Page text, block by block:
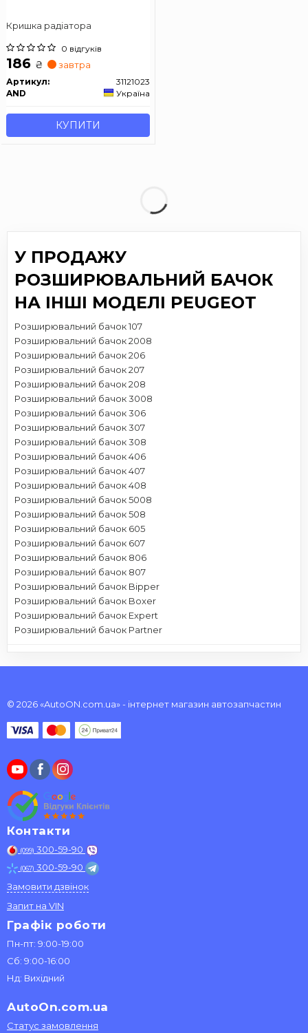
Кришка радіатора
0 відгуків
186 ₴ завтра
Артикул:
31121023
AND
Україна
КУПИТИ
У ПРОДАЖУ
РОЗШИРЮВАЛЬНИЙ БАЧОК
НА ІНШІ МОДЕЛІ PEUGEOT
Розширювальний бачок 107
Розширювальний бачок 2008
Розширювальний бачок 206
Розширювальний бачок 207
Розширювальний бачок 208
Розширювальний бачок 3008
Розширювальний бачок 306
Розширювальний бачок 307
Розширювальний бачок 308
Розширювальний бачок 406
Розширювальний бачок 407
Розширювальний бачок 408
Розширювальний бачок 5008
Розширювальний бачок 508
Розширювальний бачок 605
Розширювальний бачок 607
Розширювальний бачок 806
Розширювальний бачок 807
Розширювальний бачок Bipper
Розширювальний бачок Boxer
Розширювальний бачок Expert
Розширювальний бачок Partner
© 2026 «AutoON.com.ua» - інтернет магазин автозапчастин
Контакти
(099) 300-59-90
(067) 300-59-90
Замовити дзвінок
Запит на VIN
Графік роботи
Пн-пт: 9:00-19:00
Сб: 9:00-16:00
Нд: Вихідний
AutoOn.com.ua
Статус замовлення